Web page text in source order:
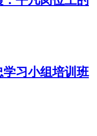
学习小组培训班